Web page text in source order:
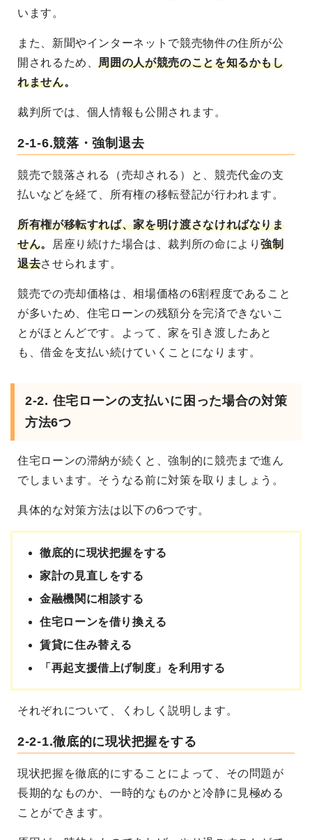
います。
また、新聞やインターネットで競売物件の住所が公
開されるため、周囲の人が競売のことを知るかもし
れません。
裁判所では、個人情報も公開されます。
2-1-6.競落・強制退去
競売で競落される（売却される）と、競売代金の支
払いなどを経て、所有権の移転登記が行われます。
所有権が移転すれば、家を明け渡さなければなりま
せん。 居座り続けた場合は、裁判所の命により強制
退去させられます。
競売での売却価格は、相場価格の6割程度であること
が多いため、住宅ローンの残額分を完済できないこ
とがほとんどです。よって、家を引き渡したあと
も、借金を支払い続けていくことになります。
2-2. 住宅ローンの支払いに困った場合の対策
方法6つ
住宅ローンの滞納が続くと、強制的に競売まで進ん
でしまいます。そうなる前に対策を取りましょう。
具体的な対策方法は以下の6つです。
徹底的に現状把握をする
家計の見直しをする
金融機関に相談する
住宅ローンを借り換える
賃貸に住み替える
「再起支援借上げ制度」を利用する
それぞれについて、くわしく説明します。
2-2-1.徹底的に現状把握をする
現状把握を徹底的にすることによって、その問題が
長期的なものか、一時的なものかと冷静に見極める
ことができます。